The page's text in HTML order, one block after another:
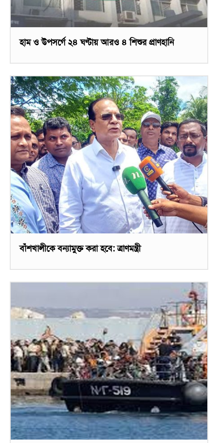
হাম ও উপসর্গে ২৪ ঘণ্টায় আরও ৪ শিশুর প্রাণহানি
বাঁশখালীকে বন্যামুক্ত করা হবে: ত্রাণমন্ত্রী